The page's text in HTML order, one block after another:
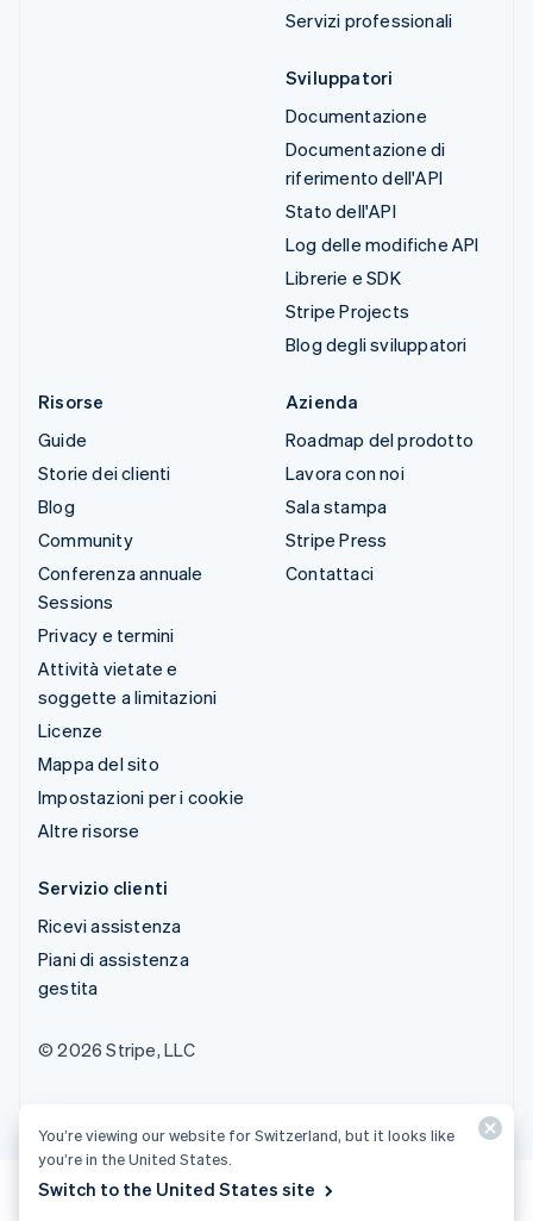
Servizi professionali
Sviluppatori
Documentazione
Documentazione di
riferimento dell'API
Stato dell'API
Log delle modifiche API
Librerie e SDK
Stripe Projects
Blog degli sviluppatori
Risorse
Guide
Storie dei clienti
Blog
Community
Conferenza annuale
Sessions
Privacy e termini
Attività vietate e
soggette a limitazioni
Licenze
Mappa del sito
Impostazioni per i cookie
Altre risorse
Azienda
Roadmap del prodotto
Lavora con noi
Sala stampa
Stripe Press
Contattaci
Servizio clienti
Ricevi assistenza
Piani di assistenza
gestita
© 2026 Stripe, LLC
You’re viewing our website for Switzerland, but it looks like
you’re in the United States.
Switch to the United States site